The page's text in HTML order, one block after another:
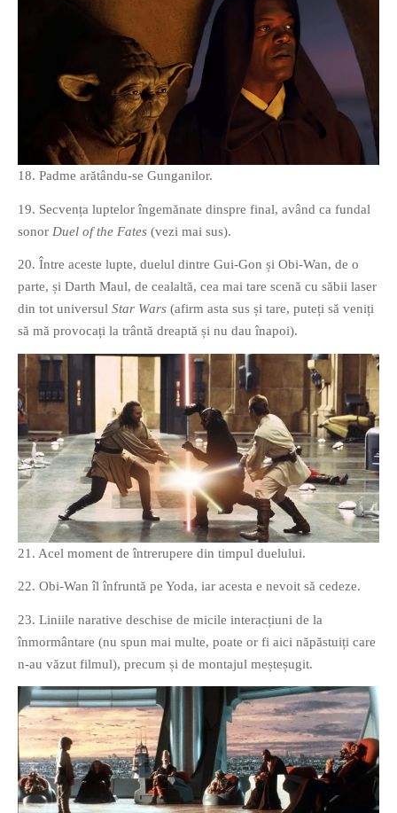
18. Padme arătându-se Gunganilor.
19. Secvența luptelor îngemănate dinspre final, având ca fundal
sonor Duel of the Fates (vezi mai sus).
20. Între aceste lupte, duelul dintre Gui-Gon și Obi-Wan, de o
parte, și Darth Maul, de cealaltă, cea mai tare scenă cu săbii laser
din tot universul Star Wars (afirm asta sus și tare, puteți să veniți
să mă provocați la trântă dreaptă și nu dau înapoi).
21. Acel moment de întrerupere din timpul duelului.
22. Obi-Wan îl înfruntă pe Yoda, iar acesta e nevoit să cedeze.
23. Liniile narative deschise de micile interacțiuni de la
înmormântare (nu spun mai multe, poate or fi aici năpăstuiți care
n-au văzut filmul), precum și de montajul meșteșugit.